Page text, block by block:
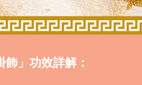
飾」功效詳解：